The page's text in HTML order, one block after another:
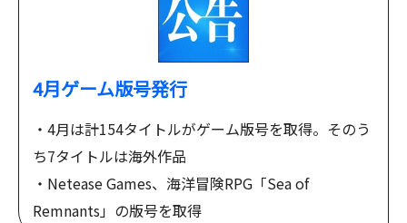
4月ゲーム版号発行
・4月は計154タイトルがゲーム版号を取得。そのう
ち7タイトルは海外作品
・Netease Games、海洋冒険RPG「Sea of
Remnants」の版号を取得